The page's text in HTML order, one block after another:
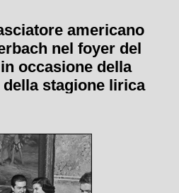
americano
nel foyer del
occasione della
stagione lirica
diretta da
e con la regia di